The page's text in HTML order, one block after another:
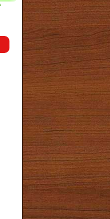
Mandulás kifli
Csokoládés-
narancs torta